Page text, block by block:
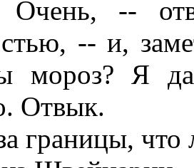
--
-- и,
мороз? Я
Отвык.
границы, что